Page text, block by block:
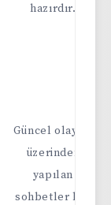
hazırdır.
Güncel olaylar
üzerinden
yapılan
sohbetler her